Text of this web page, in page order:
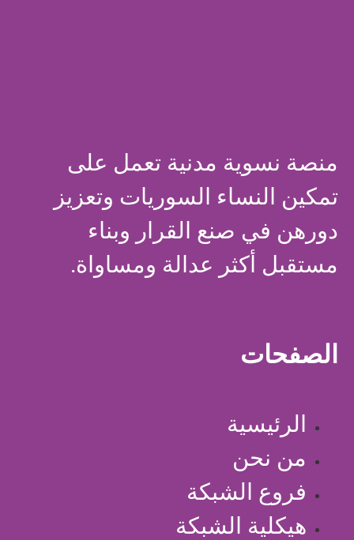
منصة نسوية مدنية تعمل على
تمكين النساء السوريات وتعزيز
دورهن في صنع القرار وبناء
مستقبل أكثر عدالة ومساواة.
الصفحات
الرئيسية
من نحن
فروع الشبكة
هيكلية الشبكة